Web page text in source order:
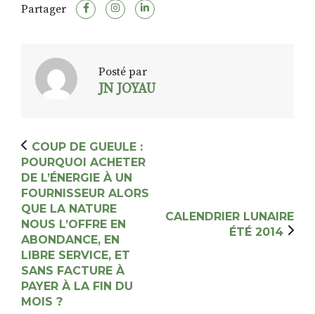
Partager
Posté par
JN JOYAU
COUP DE GUEULE :
POURQUOI ACHETER
DE L’ÉNERGIE À UN
FOURNISSEUR ALORS
QUE LA NATURE
NOUS L’OFFRE EN
ABONDANCE, EN
LIBRE SERVICE, ET
SANS FACTURE À
PAYER À LA FIN DU
MOIS ?
CALENDRIER LUNAIRE
ÉTÉ 2014